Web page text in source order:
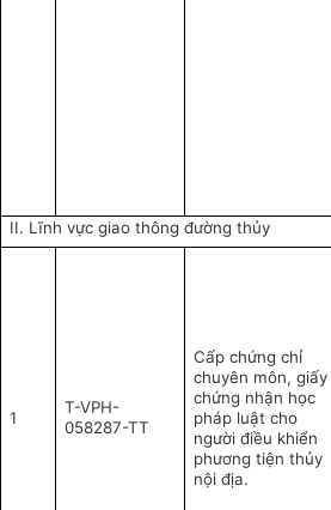
II. Lĩnh vực giao thông đường thủy
1
T-VPH-
058287-TT
Cấp chứng chỉ
chuyên môn, giấy
chứng nhận học
pháp luật cho
người điều khiển
phương tiện thủy
nội địa.